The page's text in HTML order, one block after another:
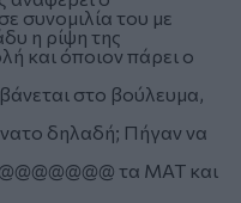
συνομιλία του με
η ρίψη της
και όποιον πάρει ο
στο βούλευμα,
δηλαδή; Πήγαν να
τα ΜΑΤ και